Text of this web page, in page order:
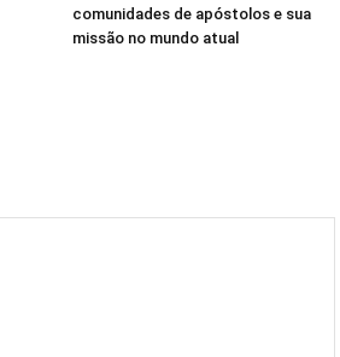
comunidades de apóstolos e sua
missão no mundo atual